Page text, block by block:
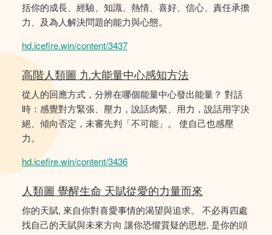
括你的成長、經驗、知識、熱情、喜好、信心、責任承擔
力、及為人解決問題的能力與心態。
hd.icefire.win/content/3437
高階人類圖 九大能量中心感知方法
從人的回應方式，分辨在哪個能量中心發出能量？ 對話
時：感覺對方緊張、壓力，說話肉緊、用力，說話用字決
絕、傾向否定，未審先判「不可能」。 使自己也感壓
力。
hd.icefire.win/content/3436
人類圖 覺醒生命 天賦從愛的力量而來
你的天賦, 來自你對喜愛事情的渴望與追求。 不必再四處
找自己的天賦與未來方向 讓你恐懼質疑的思想, 是你的頭